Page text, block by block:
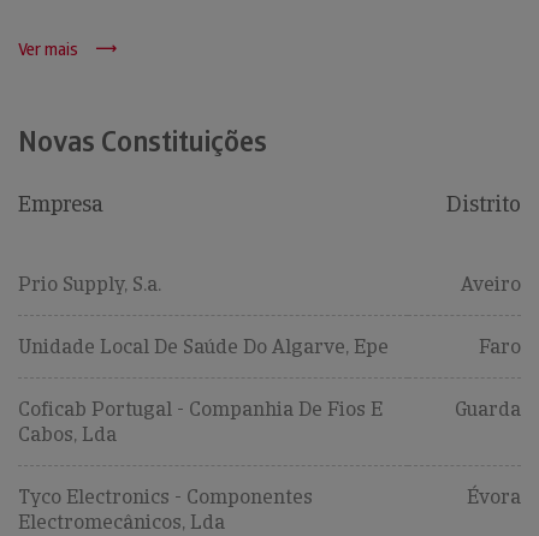
Ver mais
Novas Constituições
Empresa Distrito
Prio Supply, S.a. Aveiro
Unidade Local De Saúde Do Algarve, Epe Faro
Coficab Portugal - Companhia De Fios E
Cabos, Lda
Guarda
Tyco Electronics - Componentes
Electromecânicos, Lda
Évora